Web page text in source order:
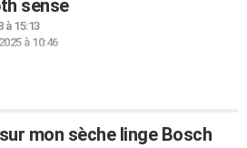
sense
à 15:13
à 10:46
mon sèche linge Bosch